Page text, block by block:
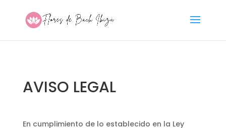
AVISO LEGAL
En cumplimiento de lo establecido en la Ley